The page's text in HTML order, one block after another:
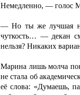
Немедленно, — голос
— Но ты же лучшая на
чуткость… — декан
нельзя? Никаких
Марина лишь молча
не стала об
её слова: «Думаешь,